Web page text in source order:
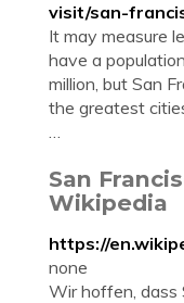
visit/san-
It may measure
have a
million, but San
the greatest
…
San
Wikipedia
https://
none
Wir hoffen, dass